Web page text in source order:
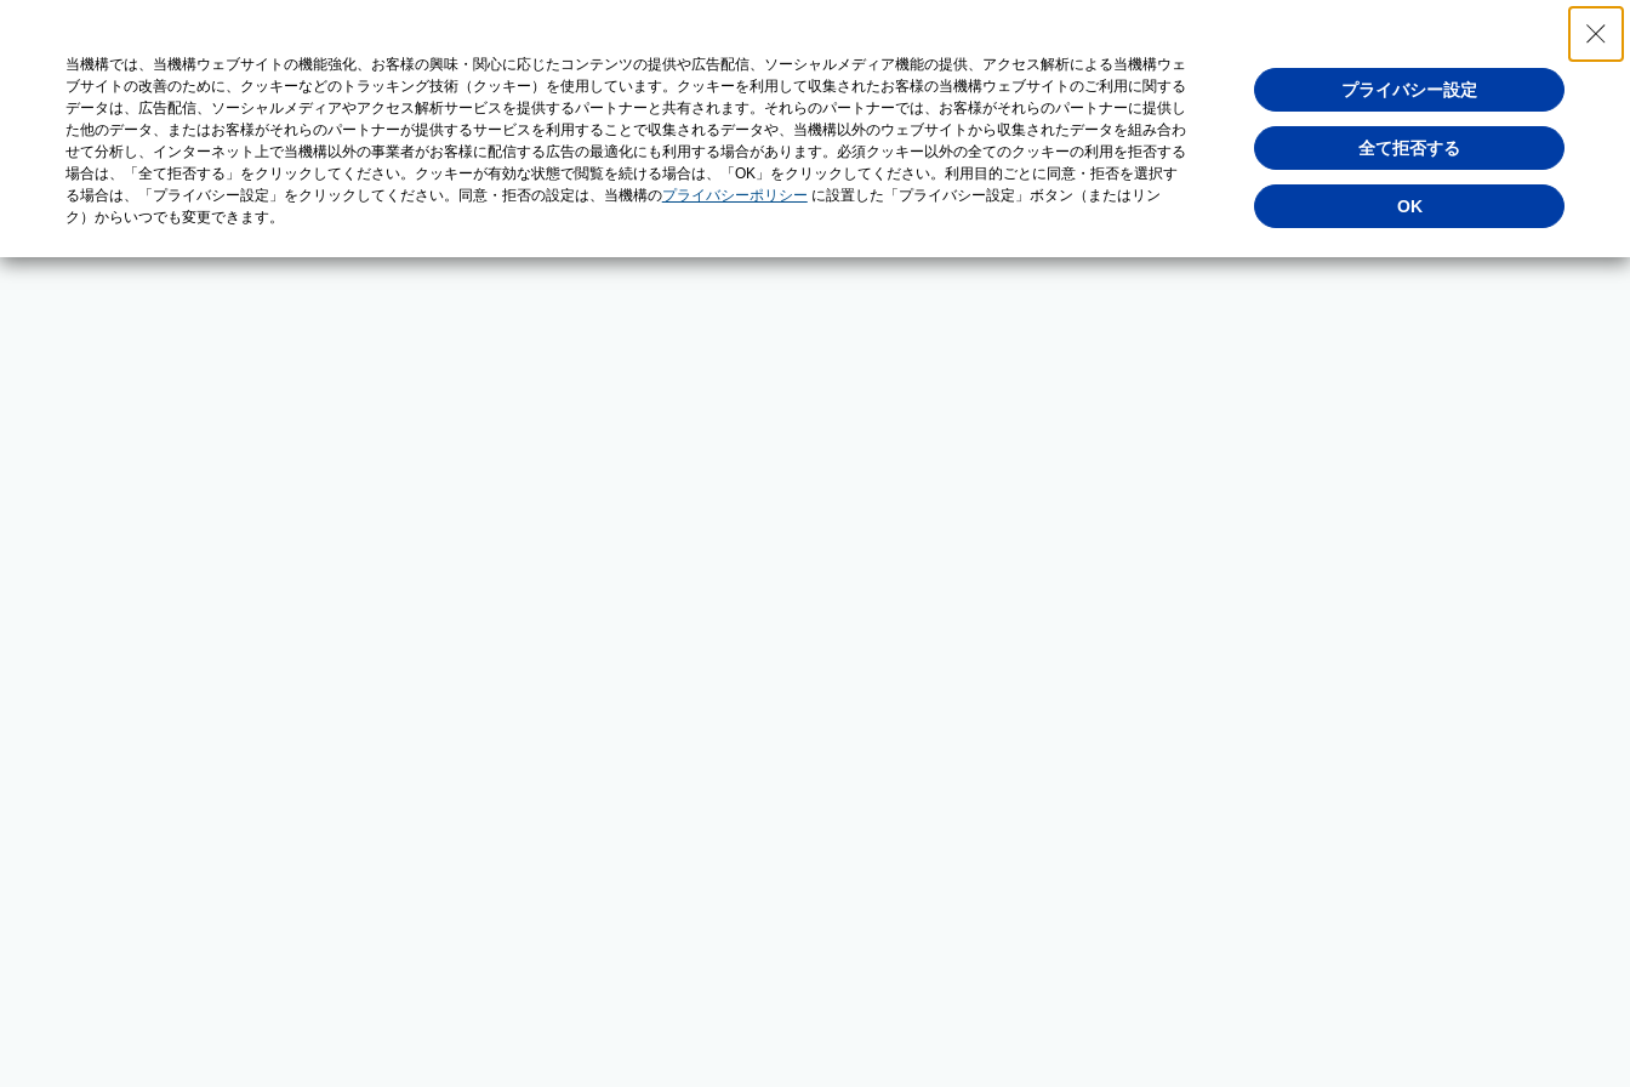
当機構では、当機構ウェブサイトの機能強化、お客様の興味・関心に応じたコンテンツの提供や広告配信、ソーシャルメディア機能の提供、アクセス解析による当機構ウェ
ブサイトの改善のために、クッキーなどのトラッキング技術（クッキー）を使用しています。クッキーを利用して収集されたお客様の当機構ウェブサイトのご利用に関する
データは、広告配信、ソーシャルメディアやアクセス解析サービスを提供するパートナーと共有されます。それらのパートナーでは、お客様がそれらのパートナーに提供し
た他のデータ、またはお客様がそれらのパートナーが提供するサービスを利用することで収集されるデータや、当機構以外のウェブサイトから収集されたデータを組み合わ
せて分析し、インターネット上で当機構以外の事業者がお客様に配信する広告の最適化にも利用する場合があります。必須クッキー以外の全てのクッキーの利用を拒否する
場合は、「全て拒否する」をクリックしてください。クッキーが有効な状態で閲覧を続ける場合は、「OK」をクリックしてください。利用目的ごとに同意・拒否を選択す
る場合は、「プライバシー設定」をクリックしてください。同意・拒否の設定は、当機構のプライバシーポリシー に設置した「プライバシー設定」ボタン（またはリン
ク）からいつでも変更できます。
プライバシー設定
全て拒否する
OK